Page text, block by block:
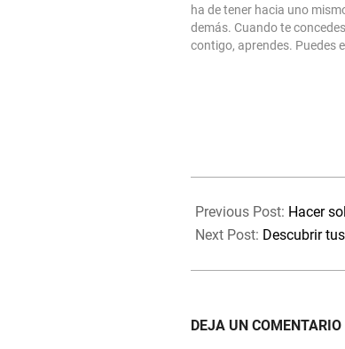
ha de tener hacia uno
demás. Cuando te
contigo, aprendes. Puedes
07-
13
Previous Post: Hacer
Next Post: Descubrir
DEJA UN COMENTARIO